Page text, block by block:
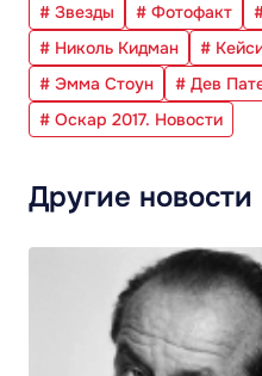
# Звезды # Фотофакт
# Николь Кидман
#
# Эмма Стоун
# Дев
# Оскар 2017. Новости
Другие